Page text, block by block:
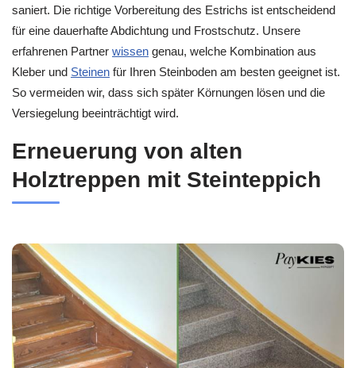
saniert. Die richtige Vorbereitung des Estrichs ist entscheidend
für eine dauerhafte Abdichtung und Frostschutz. Unsere
erfahrenen Partner wissen genau, welche Kombination aus
Kleber und Steinen für Ihren Steinboden am besten geeignet ist.
So vermeiden wir, dass sich später Körnungen lösen und die
Versiegelung beeinträchtigt wird.
Erneuerung von alten
Holztreppen mit Steinteppich